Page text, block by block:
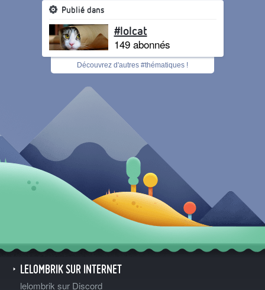
Publié dans
#lolcat
149 abonnés
Découvrez d'autres #thématiques !
LELOMBRIK SUR INTERNET
lelombrik sur Discord